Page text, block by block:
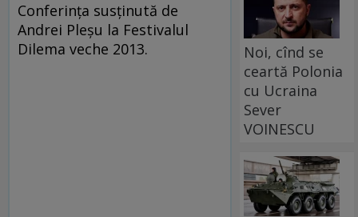
Conferința susținută de
Andrei Pleșu la Festivalul
Dilema veche 2013.
Noi, cînd se
ceartă Polonia
cu Ucraina
Sever
VOINESCU